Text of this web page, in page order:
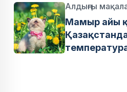
Алдыңғы
Мамыр айы